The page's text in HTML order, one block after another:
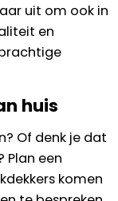
uit om ook in
en
huis
Of denk je dat
Plan een
komen